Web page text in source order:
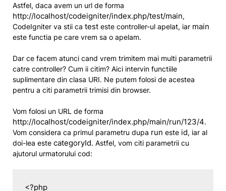
Astfel, daca avem un url de forma
http://localhost/codeigniter/index.php/test/main,
CodeIgniter va stii ca test este controller-ul apelat, iar main
este functia pe care vrem sa o apelam.
Dar ce facem atunci cand vrem trimitem mai multi parametrii
catre controller? Cum ii citim? Aici intervin functiile
suplimentare din clasa URI. Ne putem folosi de acestea
pentru a citi parametrii trimisi din browser.
Vom folosi un URL de forma
http://localhost/codeigniter/index.php/main/run/123/4.
Vom considera ca primul parametru dupa run este id, iar al
doi-lea este categoryId. Astfel, vom citi parametrii cu
ajutorul urmatorului cod:
<?php